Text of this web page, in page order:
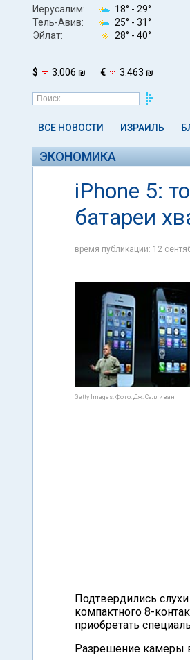
Иерусалим: 18° - 29°
Тель-Авив:
25° - 31°
Эйлат:
28° - 40°
$ 3.006 ₪ € 3.463 ₪
ВСЕ НОВОСТИ ИЗРАИЛЬ
ЭКОНОМИКА
iPhone 5:
батареи
время публикации: 12
Getty Images. Фото: Дж. Салливан
Подтвердились
компактного 8-
приобретать
Разрешение камеры